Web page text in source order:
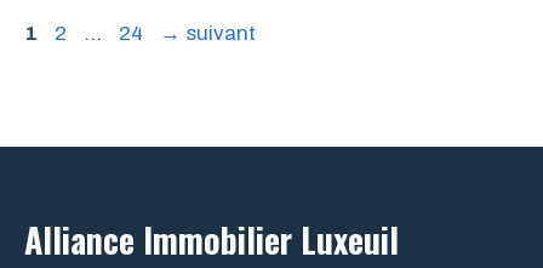
Page
1 Page
2 … Page
24 → suivant
Alliance Immobilier Luxeuil